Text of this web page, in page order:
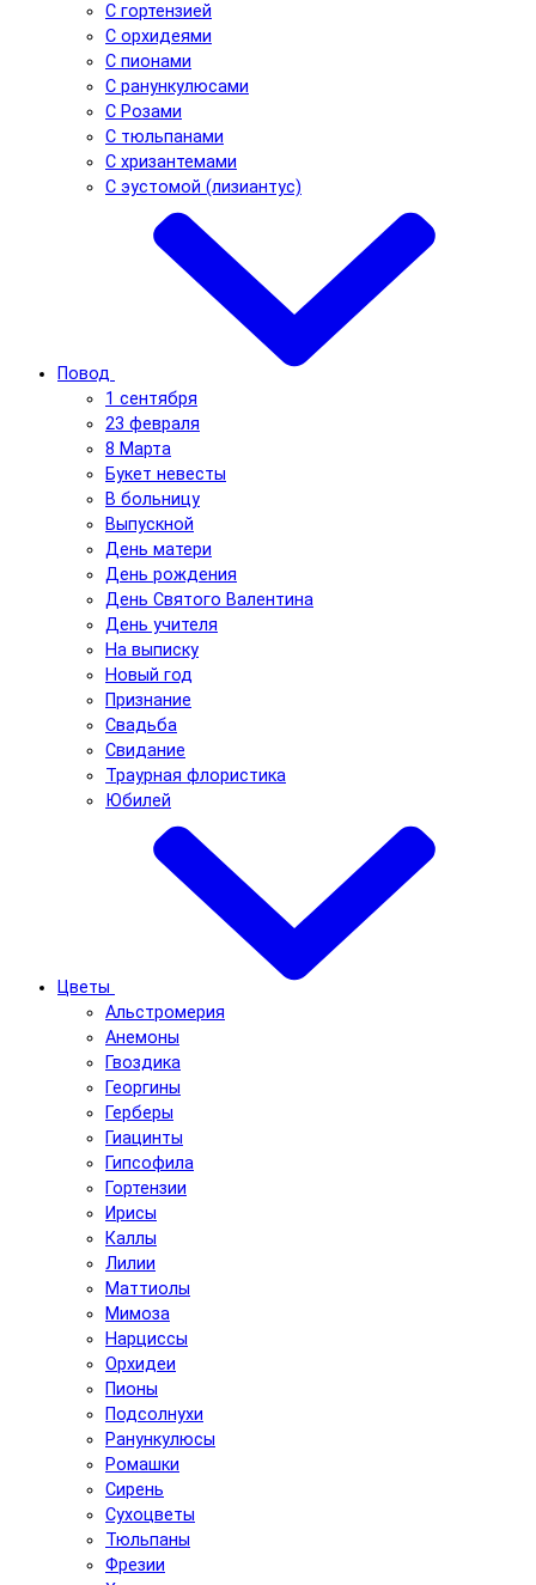
С гортензией
С орхидеями
С пионами
С ранункулюсами
С Розами
С тюльпанами
С хризантемами
С эустомой (лизиантус)
Повод
1 сентября
23 февраля
8 Марта
Букет невесты
В больницу
Выпускной
День матери
День рождения
День Святого Валентина
День учителя
На выписку
Новый год
Признание
Свадьба
Свидание
Траурная флористика
Юбилей
Цветы
Альстромерия
Анемоны
Гвоздика
Георгины
Герберы
Гиацинты
Гипсофила
Гортензии
Ирисы
Каллы
Лилии
Маттиолы
Мимоза
Нарциссы
Орхидеи
Пионы
Подсолнухи
Ранункулюсы
Ромашки
Сирень
Сухоцветы
Тюльпаны
Фрезии